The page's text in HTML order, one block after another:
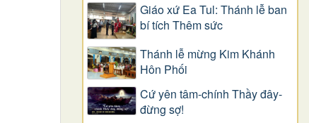
Giáo xứ Ea Tul: Thánh lễ ban
bí tích Thêm sức
Thánh lễ mừng Kim Khánh
Hôn Phối
Cứ yên tâm-chính Thầy đây-
đừng sợ!